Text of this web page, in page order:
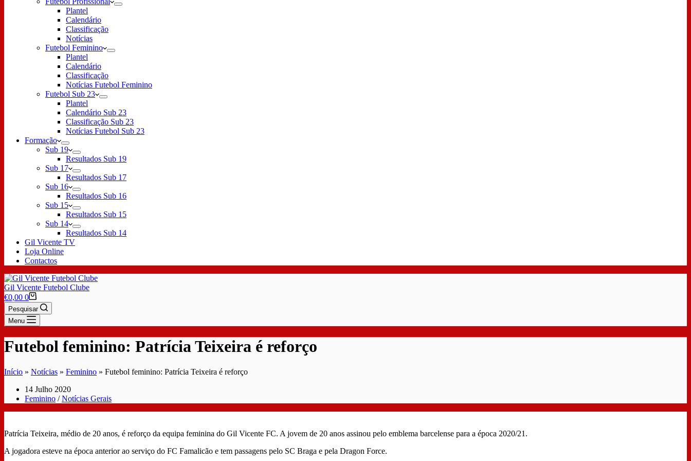
Plantel
Calendário
Classificação
Notícias
Futebol Feminino
Plantel
Calendário
Classificação
Notícias Futebol Feminino
Futebol Sub 23
Plantel
Calendário Sub 23
Classificação Sub 23
Notícias Futebol Sub 23
Formação
Sub 19
Resultados Sub 19
Sub 17
Resultados Sub 17
Sub 16
Resultados Sub 16
Sub 15
Resultados Sub 15
Sub 14
Resultados Sub 14
Gil Vicente TV
Loja Online
Contactos
Gil Vicente Futebol Clube
€0,00 0
Pesquisar
Menu
Futebol feminino: Patrícia Teixeira é reforço
Início » Notícias » Feminino » Futebol feminino: Patrícia Teixeira é reforço
14 Julho 2020
Feminino /Notícias Gerais
Patrícia Teixeira, médio de 20 anos, é reforço da equipa feminina do Gil Vicente FC. A jovem de 20 anos assinou pelo emblema barcelense para a época 2020/21.
A jogadora esteve na época anterior ao serviço do FC Famalicão e tem passagens pelo SC Braga e pela Dragon Force.